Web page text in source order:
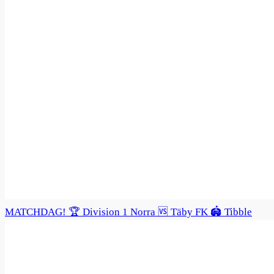
MATCHDAG! 🏆 Division 1 Norra 🆚 Täby FK 🏟️ Tibble